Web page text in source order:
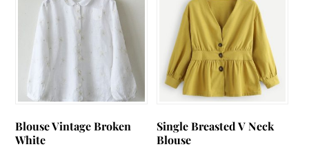
Blouse Vintage Broken
White
Single Breasted V Neck
Blouse